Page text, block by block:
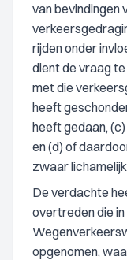
van bevindingen
rijden onder
dient de vraag
met die
heeft
heeft gedaan,
en (d) of
zwaar
De verdachte
overtreden die
opgenomen,